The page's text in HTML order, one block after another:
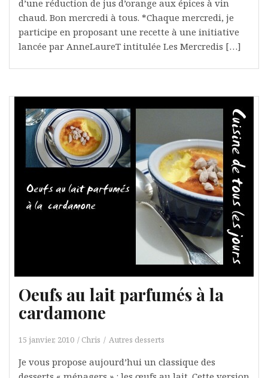
d’une réduction de jus d’orange aux épices à vin
chaud. Bon mercredi à tous. *Chaque mercredi, je
participe en proposant une recette à une initiative
lancée par AnneLaureT intitulée Les Mercredis […]
Oeufs au lait parfumés à la
cardamone
15 janvier, 2010 Chris Autres desserts
Je vous propose aujourd’hui un classique des